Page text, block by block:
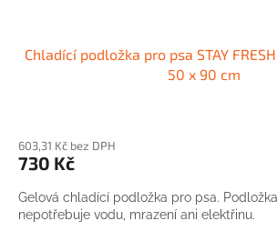
Chladící podložka pro psa STAY
50 x 90 cm
603,31 Kč bez DPH
730 Kč
Gelová chladící podložka pro psa.
nepotřebuje vodu, mrazení ani elektřinu.